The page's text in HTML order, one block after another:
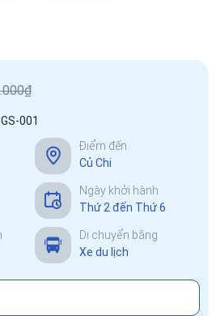
001
Điểm đến
Củ Chi
Ngày khởi hành
Thứ 2 đến Thứ 6
Di chuyển bằng
Xe du lịch